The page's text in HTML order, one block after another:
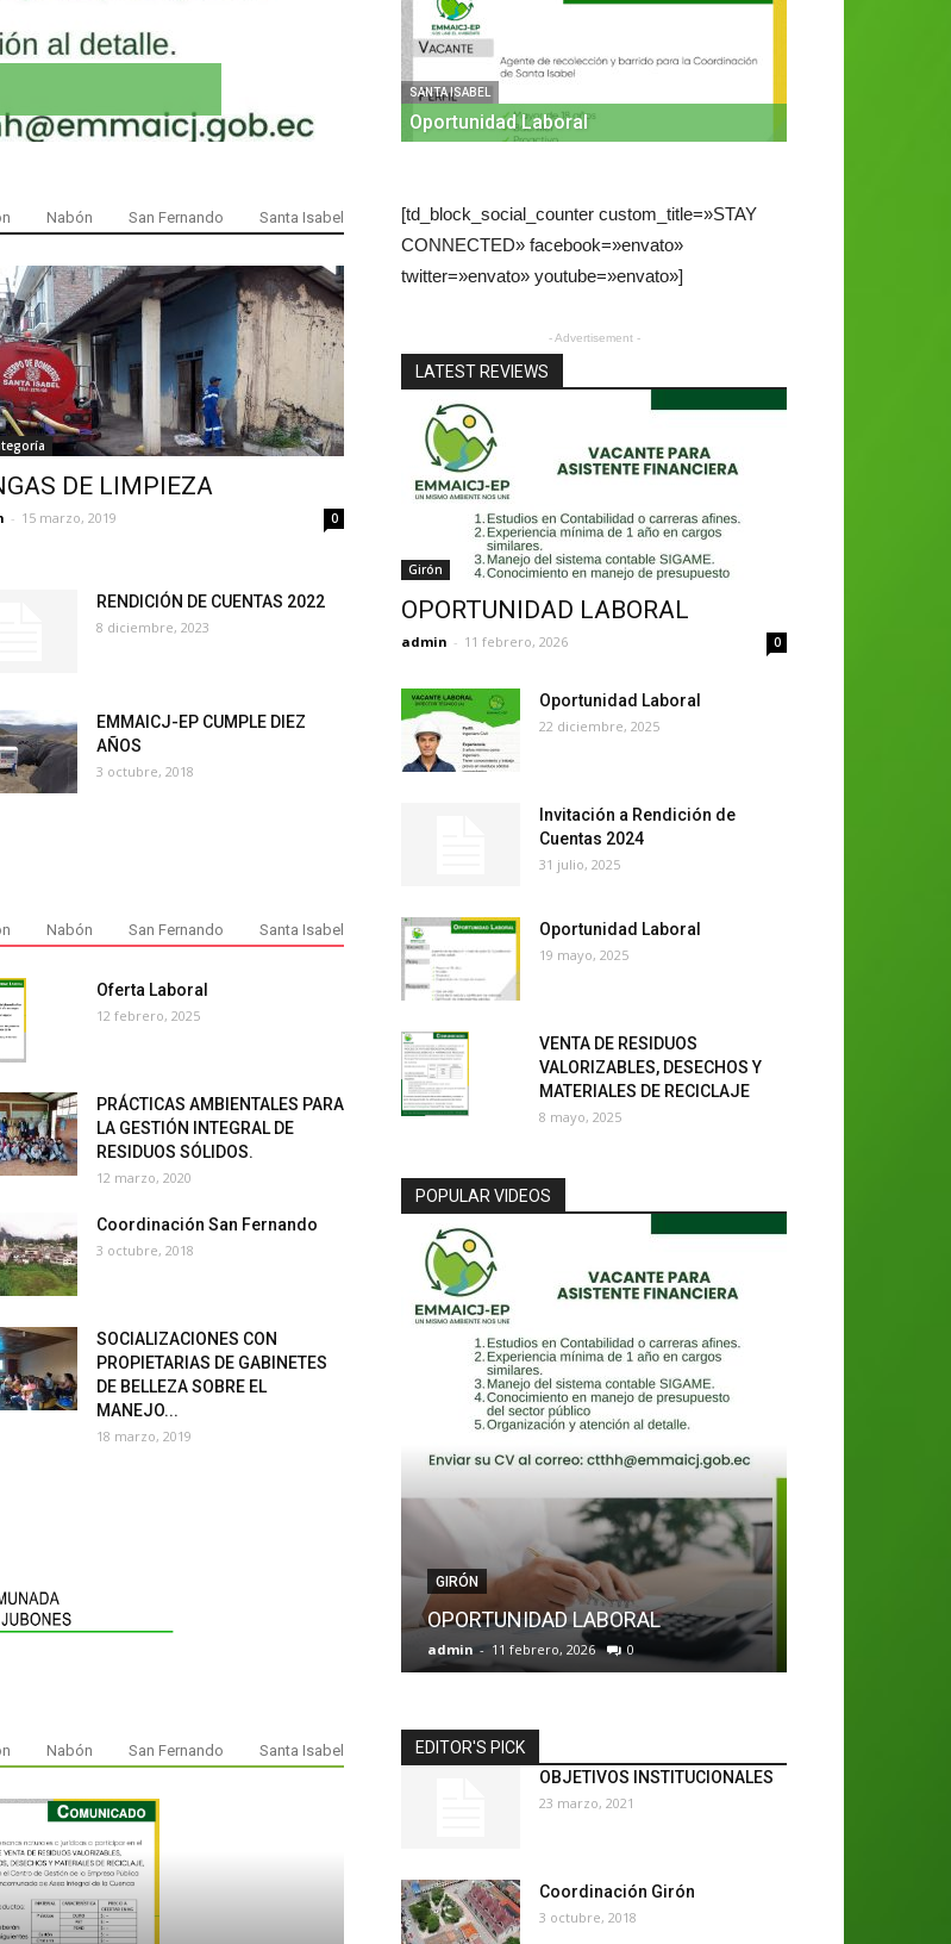
SANTA ISABEL
Oportunidad Laboral
Nabón San Fernando Santa Isabel
DE LIMPIEZA
- 15 marzo, 2019 0
RENDICIÓN DE CUENTAS 2022
8 diciembre, 2023
EMMAICJ-EP CUMPLE DIEZ
AÑOS
3 octubre, 2018
Nabón San Fernando Santa Isabel
Oferta Laboral
12 febrero, 2025
PRÁCTICAS AMBIENTALES PARA
LA GESTIÓN INTEGRAL DE
RESIDUOS SÓLIDOS.
12 marzo, 2020
Coordinación San Fernando
3 octubre, 2018
SOCIALIZACIONES CON
PROPIETARIAS DE GABINETES
DE BELLEZA SOBRE EL
MANEJO...
18 marzo, 2019
Nabón San Fernando Santa Isabel
[td_block_social_counter custom_title=»STAY
CONNECTED» facebook=»envato»
twitter=»envato» youtube=»envato»]
- Advertisement -
LATEST REVIEWS
Girón
OPORTUNIDAD LABORAL
admin - 11 febrero, 2026 0
Oportunidad Laboral
22 diciembre, 2025
Invitación a Rendición de
Cuentas 2024
31 julio, 2025
Oportunidad Laboral
19 mayo, 2025
VENTA DE RESIDUOS
VALORIZABLES, DESECHOS Y
MATERIALES DE RECICLAJE
8 mayo, 2025
POPULAR VIDEOS
GIRÓN
OPORTUNIDAD LABORAL
admin - 11 febrero, 2026 0
EDITOR'S PICK
OBJETIVOS INSTITUCIONALES
23 marzo, 2021
Coordinación Girón
3 octubre, 2018